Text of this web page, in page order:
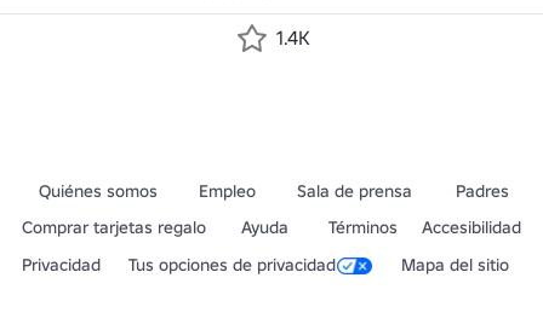
1.4K
Quiénes somos Empleo Sala de prensa
Padres
Comprar tarjetas regalo
Ayuda Términos
Accesibilidad
Privacidad
Tus opciones de privacidad Mapa del sitio